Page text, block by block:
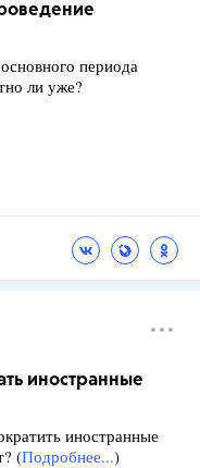
периода
ли уже?
иностранные
иностранные
(Подробнее...)